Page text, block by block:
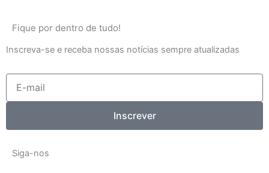
Fique por dentro de tudo!
Inscreva-se e receba nossas notícias sempre atualizadas
mail
Inscrever
Siga-nos